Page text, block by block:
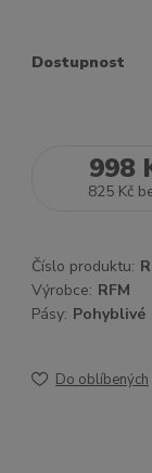
Dostupnost
998
825 Kč
Číslo produktu:
Výrobce: RFM
Pásy: Pohyblivé
Do oblíbených